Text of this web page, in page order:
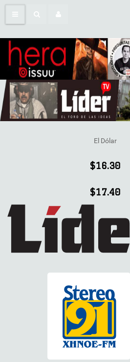
El Dólar
$16.30
$17.40